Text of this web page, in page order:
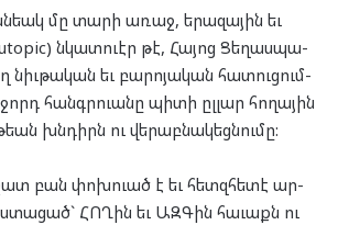
մը տա­րի առաջ, երա­զա­յին եւ
նկատ­ուէր թէ, Հա­յոց Ցե­ղաս­պա­
նիւ­թա­կան եւ բա­րո­յա­կան հա­տու­ցում­
հանգր­ուա­նը պիտի ըլլար հո­ղա­յին
խնդիրն ու վե­րաբ­նա­կեց­նու­մը:
բան փոխ­ուած է եւ հետզ­հե­տէ ար­
ՀՈ­Ղին եւ ԱԶ­Գին հա­ւաքն ու